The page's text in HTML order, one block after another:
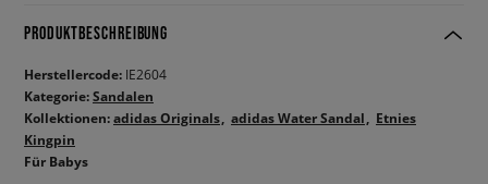
PRODUKTBESCHREIBUNG
Herstellercode: IE2604
Kategorie:Sandalen
Kollektionen:adidas Originals adidas Water Sandal
Etnies
Kingpin
Für Babys